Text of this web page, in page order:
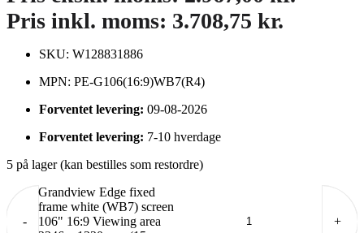
Pris inkl. moms: 3.708,75 kr.
SKU: W128831886
MPN: PE-G106(16:9)WB7(R4)
Forventet levering: 09-08-2026
Forventet levering: 7-10 hverdage
5 på lager (kan bestilles som restordre)
-
Grandview Edge fixed
frame white (WB7) screen
106" 16:9 Viewing area
+